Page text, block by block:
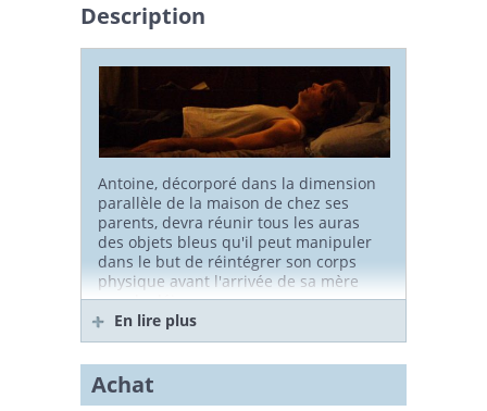
Description
Antoine, décorporé dans la dimension
parallèle de la maison de chez ses
parents, devra réunir tous les auras
des objets bleus qu'il peut manipuler
dans le but de réintégrer son corps
physique avant l'arrivée de sa mère
avec le déjeuner.
Biofilmographie du
réalisateur
En lire plus
Achat